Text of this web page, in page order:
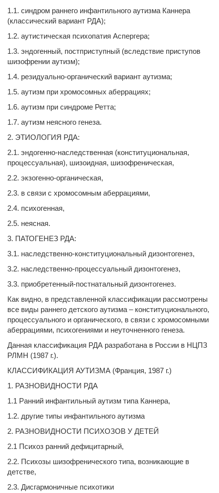
1.1. синдром раннего инфантильного аутизма Каннера
(классический вариант РДА);
1.2. аутистическая психопатия Аспергера;
1.3. эндогенный, постприступный (вследствие приступов
шизофрении аутизм);
1.4. резидуально-органический вариант аутизма;
1.5. аутизм при хромосомных аберрациях;
1.6. аутизм при синдроме Ретта;
1.7. аутизм неясного генеза.
2. ЭТИОЛОГИЯ РДА:
2.1. эндогенно-наследственная (конституциональная,
процессуальная), шизоидная, шизофреническая,
2.2. экзогенно-органическая,
2.3. в связи с хромосомным аберрациями,
2.4. психогенная,
2.5. неясная.
3. ПАТОГЕНЕЗ РДА:
3.1. наследственно-конституциональный дизонтогенез,
3.2. наследственно-процессуальный дизонтогенез,
3.3. приобретенный-постнатальный дизонтогенез.
Как видно, в представленной классификации рассмотрены
все виды раннего детского аутизма – конституционального,
процессуального и органического, в связи с хромосомными
аберрациями, психогениями и неуточненного генеза.
Данная классификация РДА разработана в России в НЦПЗ
РЛМН (1987 г.).
КЛАССИФИКАЦИЯ АУТИЗМА (Франция, 1987 г.)
1. РАЗНОВИДНОСТИ РДА
1.1 Ранний инфантильный аутизм типа Каннера,
1.2. другие типы инфантильного аутизма
2. РАЗНОВИДНОСТИ ПСИХОЗОВ У ДЕТЕЙ
2.1 Психоз ранний дефицитарный,
2.2. Психозы шизофренического типа, возникающие в
детстве,
2.3. Дисгармоничные психотики